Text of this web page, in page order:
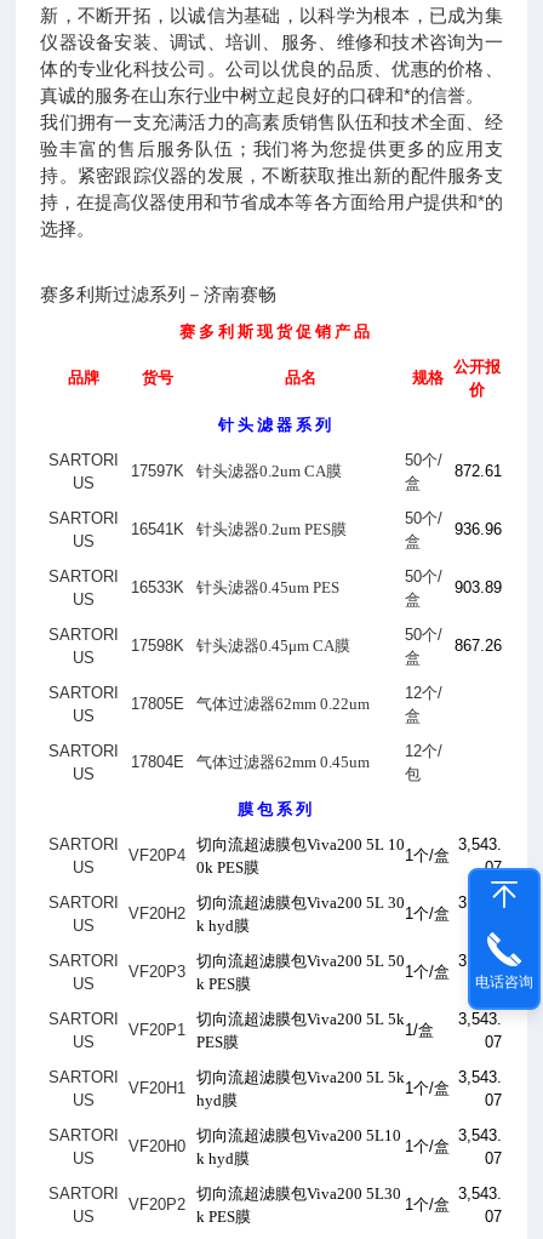
新，不断开拓，以诚信为基础，以科学为根本，已成为集
仪器设备安装、调试、培训、服务、维修和技术咨询为一
体的专业化科技公司。公司以优良的品质、优惠的价格、
真诚的服务在山东行业中树立起良好的口碑和*的信誉。
我们拥有一支充满活力的高素质销售队伍和技术全面、经
验丰富的售后服务队伍；我们将为您提供更多的应用支
持。紧密跟踪仪器的发展，不断获取推出新的配件服务支
持，在提高仪器使用和节省成本等各方面给用户提供和*的
选择。
赛多利斯过滤系列－济南赛畅
赛 多 利 斯 现 货 促 销 产 品
品牌 货号 品名 规格
公开报
价
针 头 滤 器 系 列
SARTORI
US
17597K 针头滤器0.2um CA膜
50个/
盒
872.61
SARTORI
US
16541K 针头滤器0.2um PES膜
50个/
盒
936.96
SARTORI
US
16533K 针头滤器0.45um PES
50个/
盒
903.89
SARTORI
US
17598K 针头滤器0.45μm CA膜
50个/
盒
867.26
SARTORI
US
17805E 气体过滤器62mm 0.22um
12个/
盒
SARTORI
US
17804E 气体过滤器62mm 0.45um
12个/
包
膜 包 系 列
SARTORI
US
VF20P4
切向流超滤膜包Viva200 5L 10
0k PES膜
1个/盒
3,543.
07
SARTORI
US
VF20H2
切向流超滤膜包Viva200 5L 30
k hyd膜
1个/盒
3,543.
SARTORI
US
VF20P3
切向流超滤膜包Viva200 5L 50
k PES膜
1个/盒
3,543.
07
SARTORI
US
VF20P1
切向流超滤膜包Viva200 5L 5k
PES膜
1/盒
3,543.
07
SARTORI
US
VF20H1
切向流超滤膜包Viva200 5L 5k
hyd膜
1个/盒
3,543.
07
SARTORI
US
VF20H0
切向流超滤膜包Viva200 5L10
k hyd膜
1个/盒
3,543.
07
SARTORI
US
VF20P2
切向流超滤膜包Viva200 5L30
k PES膜
1个/盒
3,543.
07
电话咨询